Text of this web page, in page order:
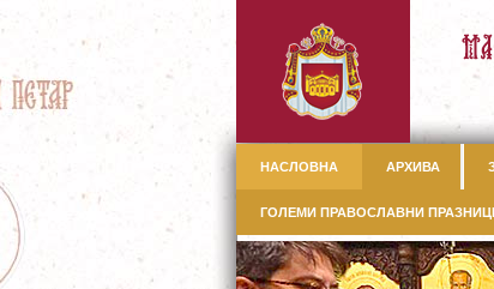
НАСЛОВНА АРХИВА
ГОЛЕМИ ПРАВОСЛАВНИ